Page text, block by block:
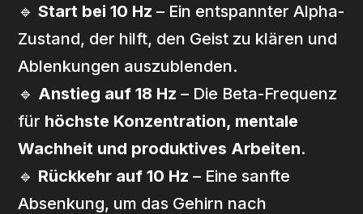
🔹Start bei 10 Hz – Ein entspannter Alpha-
Zustand, der hilft, den Geist zu klären und
Ablenkungen auszublenden.
🔹 Anstieg auf 18 Hz – Die Beta-Frequenz
für höchste Konzentration, mentale
Wachheit und produktives Arbeiten.
🔹 Rückkehr auf 10 Hz – Eine sanfte
Absenkung, um das Gehirn nach